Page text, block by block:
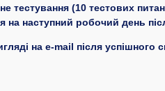
тестування (10 тестових
на наступний робочий день
на e-mail після успішного